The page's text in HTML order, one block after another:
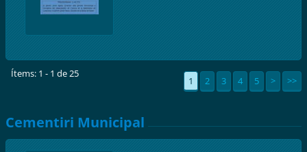
Ítems: 1 - 1 de 25
1 2 3 4 5 > >>
Cementiri Municipal